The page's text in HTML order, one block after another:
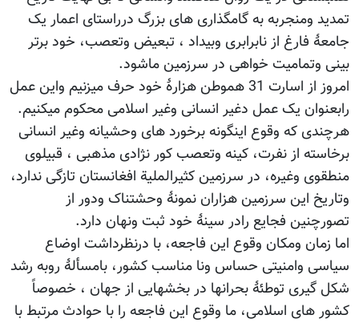
تمدید ومنجربه به گامگذاری های بزرگ درراستای اعمار یک
جامعۀ فارغ از نابرابری وبیداد ، تبعیض وتعصب، خود برتر
بینی وتمامیت خواهی در سرزمین ماشود.
امروز از اسارت 31 هموطن هزارۀ خود حرف میزنیم واین عمل
رابعنوان یک عمل دغیر انسانی وغیر اسلامی محکوم میکنیم.
هرچندی که وقوع اینگونه برخورد های وحشیانه وغیر انسانی
برخاسته از نفرت، کینه وتعصب کور نژادی مذهبی ، قبیلوی
منطقوی وغیره، در سرزمین کثیرالملیة افغانستان تازگی ندارد،
وتاریخ این سرزمین هزاران نمونۀ وحشتناک ودور از
تصورچنین فجایع رادر سینۀ خود ثبت ونهان دارد.
اما زمان ومکان وقوع این فاجعه، با درنظرداشت اوضاع
سیاسی وامنیتی حساس ونا مناسب کشور، بامسألۀ روبه رشد
شکل گیری توطئۀ بحرانها در بخشهایی از جهان ، خصوصاً
کشور های اسلامی، ما وقوع این فاجعه را با حوادث مرتبط با